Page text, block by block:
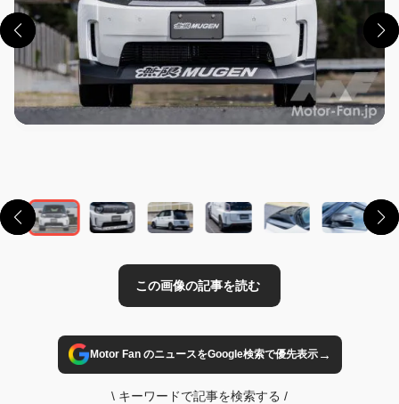
Motor Fan のニュースをGoogle検索で優先表示→
\ キーワードで記事を検索する /